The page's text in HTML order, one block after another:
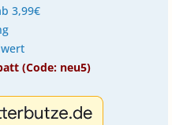
3,99€
(Code: neu5)